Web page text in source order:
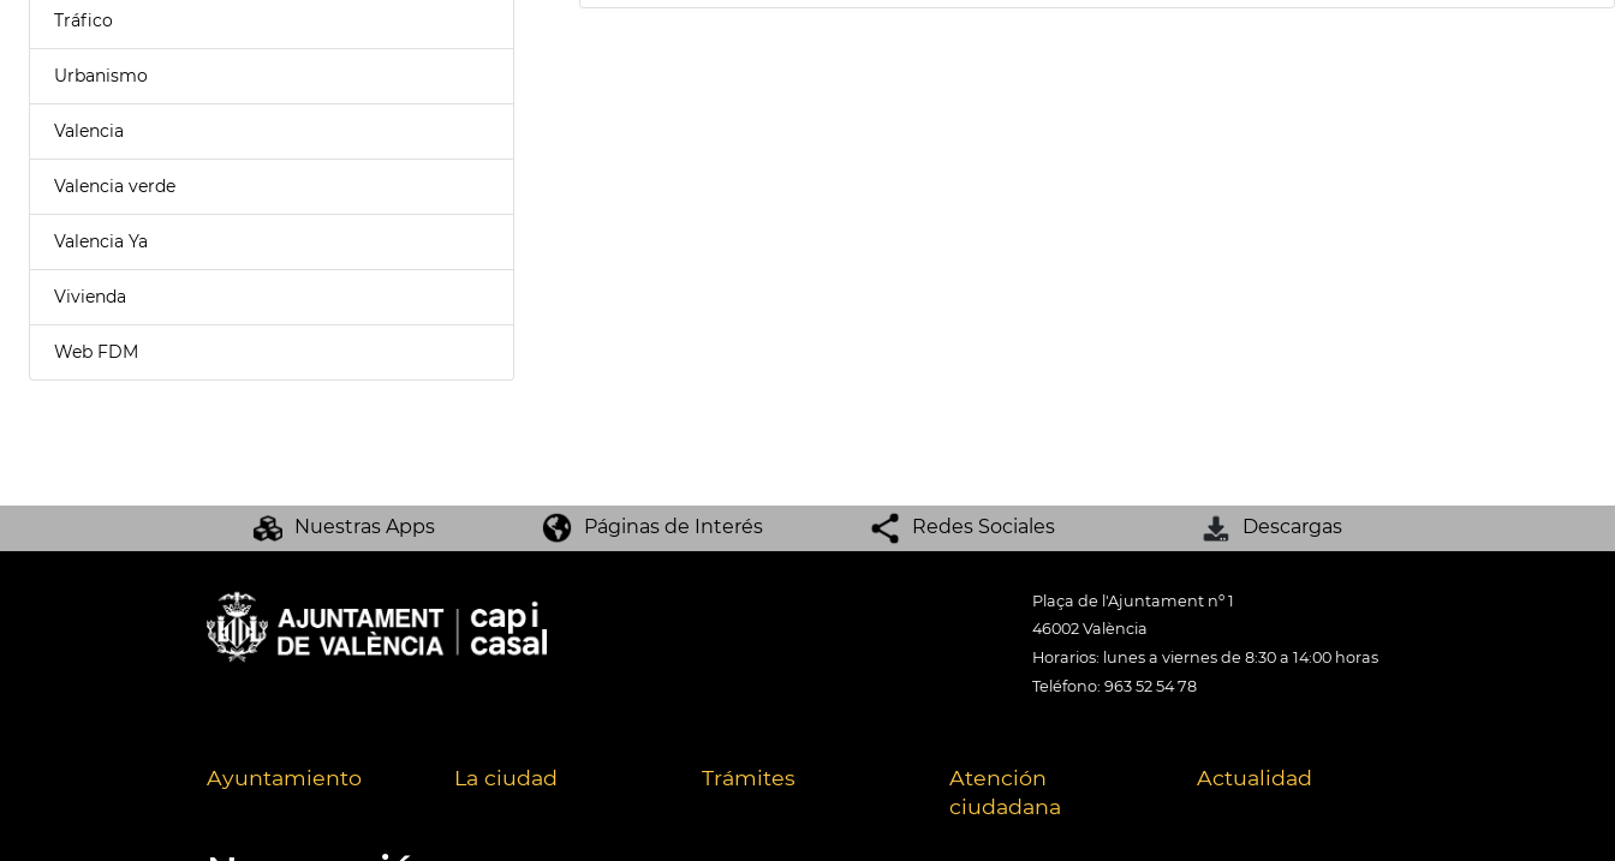
Tráfico
Urbanismo
Valencia
Valencia verde
Valencia Ya
Vivienda
Web FDM
Nuestras Apps Páginas de Interés Redes Sociales Descargas
Plaça de l'Ajuntament nº 1
46002 València
Horarios: lunes a viernes de 8:30 a 14:00 horas
Teléfono: 963 52 54 78
Ayuntamiento La ciudad Trámites
Atención
ciudadana
Actualidad